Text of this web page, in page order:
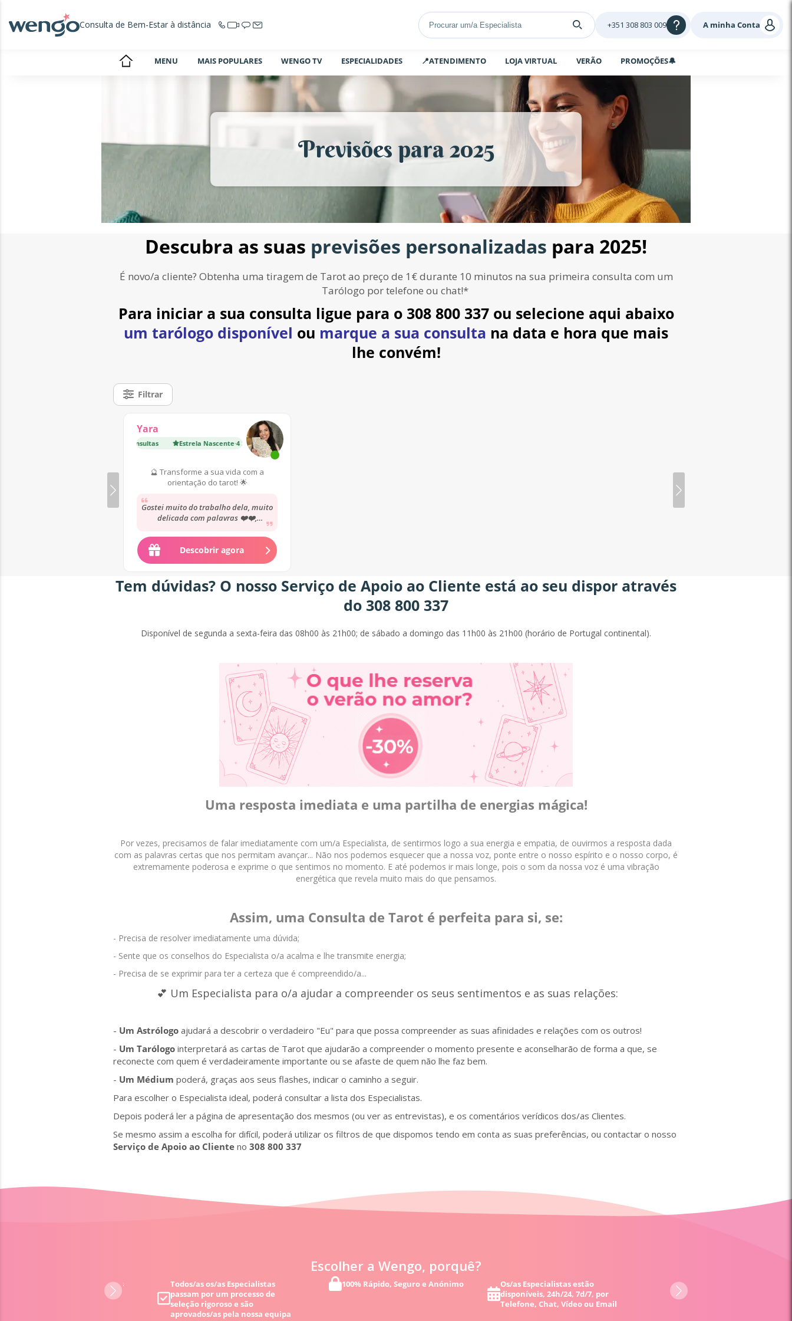
Consulta de Bem-Estar à distância A minha Conta
+351 308 803 009
MENU MAIS POPULARES WENGO TV ESPECIALIDADES 📍ATENDIMENTO LOJA VIRTUAL VERÃO PROMOÇÕES🔔
Previsões para 2025
Descubra as suas previsões personalizadas para 2025!
É novo/a cliente? Obtenha uma tiragem de Tarot ao preço de 1€ durante 10 minutos na sua primeira consulta com um
Tarólogo por telefone ou chat!*
Para iniciar a sua consulta ligue para o 308 800 337 ou selecione aqui abaixo
um tarólogo disponível ou marque a sua consulta na data e hora que mais
lhe convém!
Filtrar
Yara
4 200 Consultas Estrela Nascente·4 200 Consultas
🔮 Transforme a sua vida com a
orientação do tarot! 🌟
Gostei muito do trabalho dela, muito
delicada com palavras ❤️❤️,
concerteza sempre que eu precisar
vou voltar a...
Descobrir agora
Tem dúvidas? O nosso Serviço de Apoio ao Cliente está ao seu dispor através
do 308 800 337
Disponível de segunda a sexta-feira das 08h00 às 21h00; de sábado a domingo das 11h00 às 21h00 (horário de Portugal continental).
Uma resposta imediata e uma partilha de energias mágica!
Por vezes, precisamos de falar imediatamente com um/a Especialista, de sentirmos logo a sua energia e empatia, de ouvirmos a resposta dada
com as palavras certas que nos permitam avançar... Não nos podemos esquecer que a nossa voz, ponte entre o nosso espírito e o nosso corpo, é
extremamente poderosa e exprime o que sentimos no momento. E até podemos ir mais longe, pois o som da nossa voz é uma vibração
energética que revela muito mais do que pensamos.
Assim, uma Consulta de Tarot é perfeita para si, se:
- Precisa de resolver imediatamente uma dúvida;
- Sente que os conselhos do Especialista o/a acalma e lhe transmite energia;
- Precisa de se exprimir para ter a certeza que é compreendido/a...
💕 Um Especialista para o/a ajudar a compreender os seus sentimentos e as suas relações:
- Um Astrólogo ajudará a descobrir o verdadeiro "Eu" para que possa compreender as suas afinidades e relações com os outros!
- Um Tarólogo interpretará as cartas de Tarot que ajudarão a compreender o momento presente e aconselharão de forma a que, se
reconecte com quem é verdadeiramente importante ou se afaste de quem não lhe faz bem.
- Um Médium poderá, graças aos seus flashes, indicar o caminho a seguir.
Para escolher o Especialista ideal, poderá consultar a lista dos Especialistas.
Depois poderá ler a página de apresentação dos mesmos (ou ver as entrevistas), e os comentários verídicos dos/as Clientes.
Se mesmo assim a escolha for difícil, poderá utilizar os filtros de que dispomos tendo em conta as suas preferências, ou contactar o nosso
Serviço de Apoio ao Cliente no 308 800 337
Escolher a Wengo, porquê?
98% de Clientes satisfeitos
Todos/as os/as Especialistas
passam por um processo de
seleção rigoroso e são
aprovados/as pela nossa equipa
100% Rápido, Seguro e Anónimo
Os/as Especialistas estão
disponíveis, 24h/24, 7d/7, por
Telefone, Chat, Vídeo ou Email